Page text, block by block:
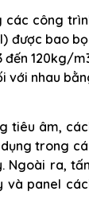
các công
được bao
120kg/
với nhau
tiêu âm,
trong
Ngoài ra,
và panel